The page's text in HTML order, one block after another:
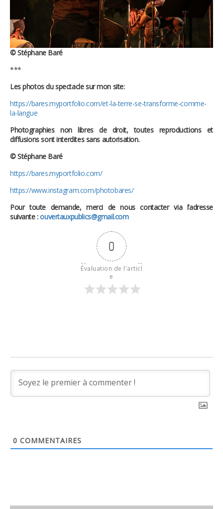
© Stéphane Baré
***
Les photos du spectacle sur mon site:
https://bares.myportfolio.com/et-la-terre-se-transforme-comme-
la-langue
Photographies non libres de droit, toutes reproductions et
diffusions sont interdites sans autorisation.
©Stéphane Baré
https://bares.myportfolio.com/
https://www.instagram.com/photobares/
Pour toute demande, merci de nous contacter via l’adresse
suivante :ouvertauxpublics@gmail.com
0
Évaluation de l'articl
e
0 COMMENTAIRES